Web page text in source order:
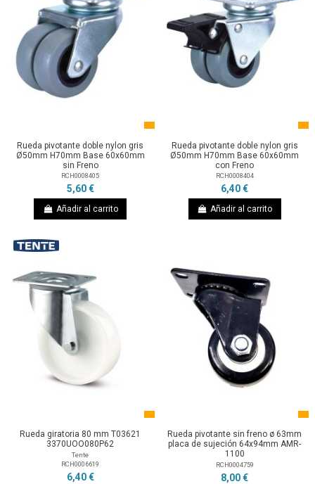
Rueda pivotante doble nylon gris
Ø50mm H70mm Base 60x60mm
sin Freno
RCH0008405
5,60 €
Añadir al carrito
Rueda pivotante doble nylon gris
Ø50mm H70mm Base 60x60mm
con Freno
RCH0008404
6,40 €
Añadir al carrito
Rueda giratoria 80 mm T03621
3370UOO080P62
Tente
RCH0006619
6,40 €
Rueda pivotante sin freno ø 63mm
placa de sujeción 64x94mm AMR-
1100
RCH0004759
8,00 €